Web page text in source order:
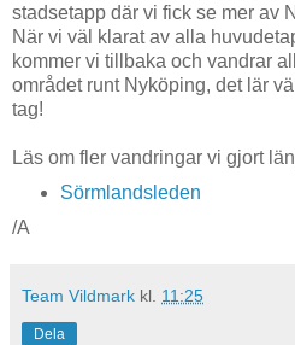
stadsetapp där vi fick se mer av
När vi väl klarat av alla
kommer vi tillbaka och vandrar
området runt Nyköping, det lär
tag!
Läs om fler vandringar vi gjort
Sörmlandsleden
/A
Team Vildmark kl. 11:25
Dela